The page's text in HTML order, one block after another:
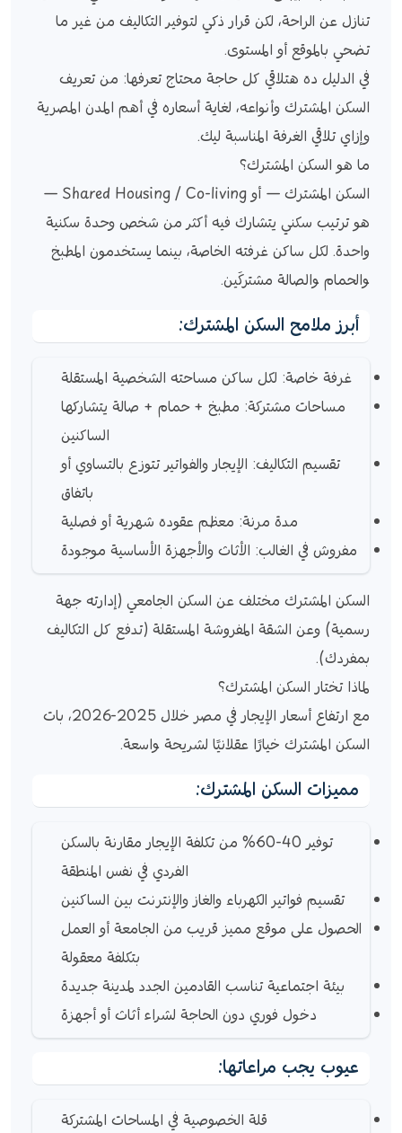
تنازل عن الراحة، لكن قرار ذكي لتوفير التكاليف من غير ما
تضحي بالموقع أو المستوى.
في الدليل ده هتلاقي كل حاجة محتاج تعرفها: من تعريف
السكن المشترك وأنواعه، لغاية أسعاره في أهم المدن المصرية
وإزاي تلاقي الغرفة المناسبة ليك.
ما هو السكن المشترك؟
السكن المشترك — أو Shared Housing / Co-living —
هو ترتيب سكني يتشارك فيه أكثر من شخص وحدة سكنية
واحدة. لكل ساكن غرفته الخاصة، بينما يستخدمون المطبخ
والحمام والصالة مشتركَين.
أبرز ملامح السكن المشترك:
غرفة خاصة: لكل ساكن مساحته الشخصية المستقلة
مساحات مشتركة: مطبخ + حمام + صالة يتشاركها
الساكنين
تقسيم التكاليف: الإيجار والفواتير تتوزع بالتساوي أو
باتفاق
مدة مرنة: معظم عقوده شهرية أو فصلية
مفروش في الغالب: الأثاث والأجهزة الأساسية موجودة
السكن المشترك مختلف عن السكن الجامعي (إدارته جهة
رسمية) وعن الشقة المفروشة المستقلة (تدفع كل التكاليف
بمفردك).
لماذا تختار السكن المشترك؟
مع ارتفاع أسعار الإيجار في مصر خلال 2025-2026، بات
السكن المشترك خيارًا عقلانيًا لشريحة واسعة.
مميزات السكن المشترك:
توفير 40-60% من تكلفة الإيجار مقارنة بالسكن
الفردي في نفس المنطقة
تقسيم فواتير الكهرباء والغاز والإنترنت بين الساكنين
الحصول على موقع مميز قريب من الجامعة أو العمل
بتكلفة معقولة
بيئة اجتماعية تناسب القادمين الجدد لمدينة جديدة
دخول فوري دون الحاجة لشراء أثاث أو أجهزة
عيوب يجب مراعاتها:
قلة الخصوصية في المساحات المشتركة